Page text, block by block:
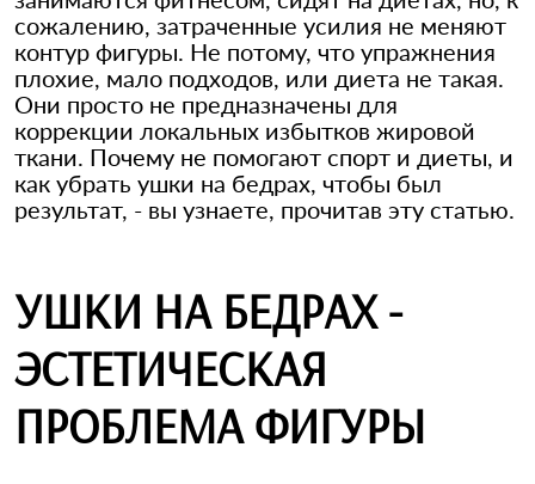
сожалению, затраченные усилия не меняют
контур фигуры. Не потому, что упражнения
плохие, мало подходов, или диета не такая.
Они просто не предназначены для
коррекции локальных избытков жировой
ткани. Почему не помогают спорт и диеты, и
как убрать ушки на бедрах, чтобы был
результат, - вы узнаете, прочитав эту статью.
УШКИ НА БЕДРАХ -
ЭСТЕТИЧЕСКАЯ
ПРОБЛЕМА ФИГУРЫ